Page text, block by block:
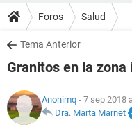
FOROS
SALUD
NUTRICIÓN
Foros Salud
Tema Anterior
Granitos en la zona
Anonimq - 7 sep 2018
Dra. Marta Marnet